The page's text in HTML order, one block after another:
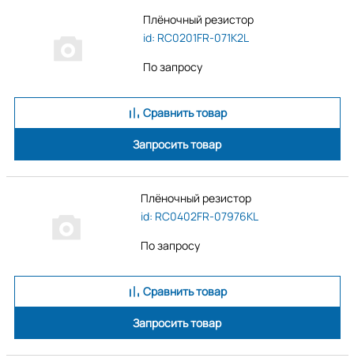
Плёночный резистор
id: RC0201FR-071K2L
По запросу
Сравнить товар
Запросить товар
Плёночный резистор
id: RC0402FR-07976KL
По запросу
Сравнить товар
Запросить товар